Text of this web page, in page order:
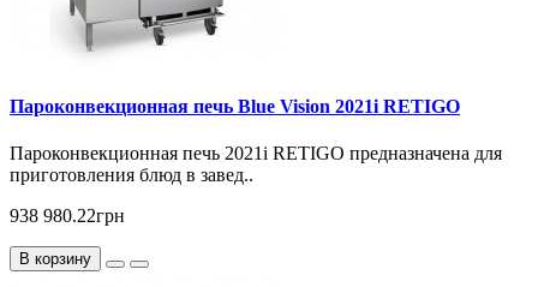
Пароконвекционная печь Blue Vision 2021i RETIGO
Пароконвекционная печь 2021i RETIGO предназначена для
приготовления блюд в завед..
938 980.22грн
В корзину